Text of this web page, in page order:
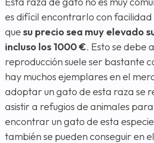
es difícil encontrarlo con facilidad
que su precio sea muy elevado
incluso los 1000 €. Esto se debe
reproducción suele ser bastante
hay muchos ejemplares en el
adoptar un gato de esta raza se
asistir a refugios de animales
encontrar un gato de esta
también se pueden conseguir en